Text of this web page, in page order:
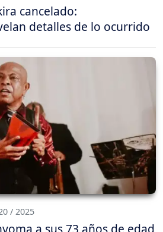
cancelado:
detalles de lo ocurrido
/ 2025
a sus 73 años de edad